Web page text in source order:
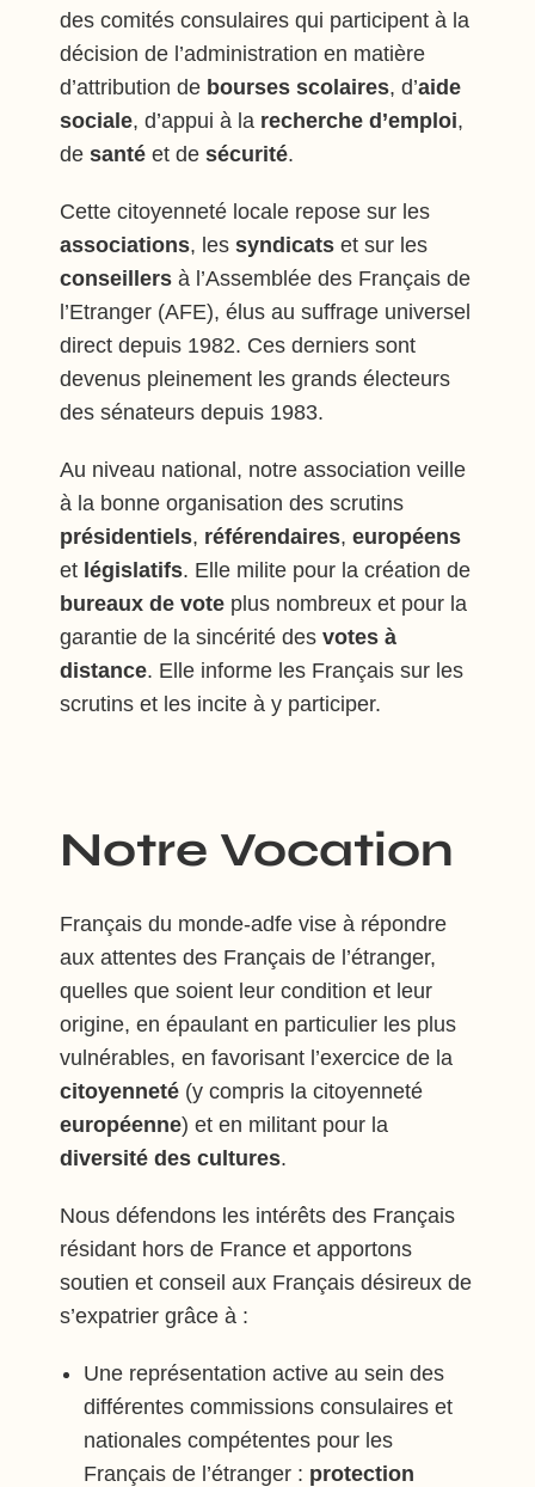
des comités consulaires qui participent à la
décision de l’administration en matière
d’attribution de bourses scolaires, d’aide
sociale, d’appui à la recherche d’emploi,
de santé et de sécurité.
Cette citoyenneté locale repose sur les
associations, les syndicats et sur les
conseillers à l’Assemblée des Français de
l’Etranger (AFE), élus au suffrage universel
direct depuis 1982. Ces derniers sont
devenus pleinement les grands électeurs
des sénateurs depuis 1983.
Au niveau national, notre association veille
à la bonne organisation des scrutins
présidentiels, référendaires, européens
et législatifs. Elle milite pour la création de
bureaux de vote plus nombreux et pour la
garantie de la sincérité des votes à
distance. Elle informe les Français sur les
scrutins et les incite à y participer.
Notre Vocation
Français du monde-adfe vise à répondre
aux attentes des Français de l’étranger,
quelles que soient leur condition et leur
origine, en épaulant en particulier les plus
vulnérables, en favorisant l’exercice de la
citoyenneté (y compris la citoyenneté
européenne) et en militant pour la
diversité des cultures.
Nous défendons les intérêts des Français
résidant hors de France et apportons
soutien et conseil aux Français désireux de
s’expatrier grâce à :
Une représentation active au sein des
différentes commissions consulaires et
nationales compétentes pour les
Français de l’étranger : protection